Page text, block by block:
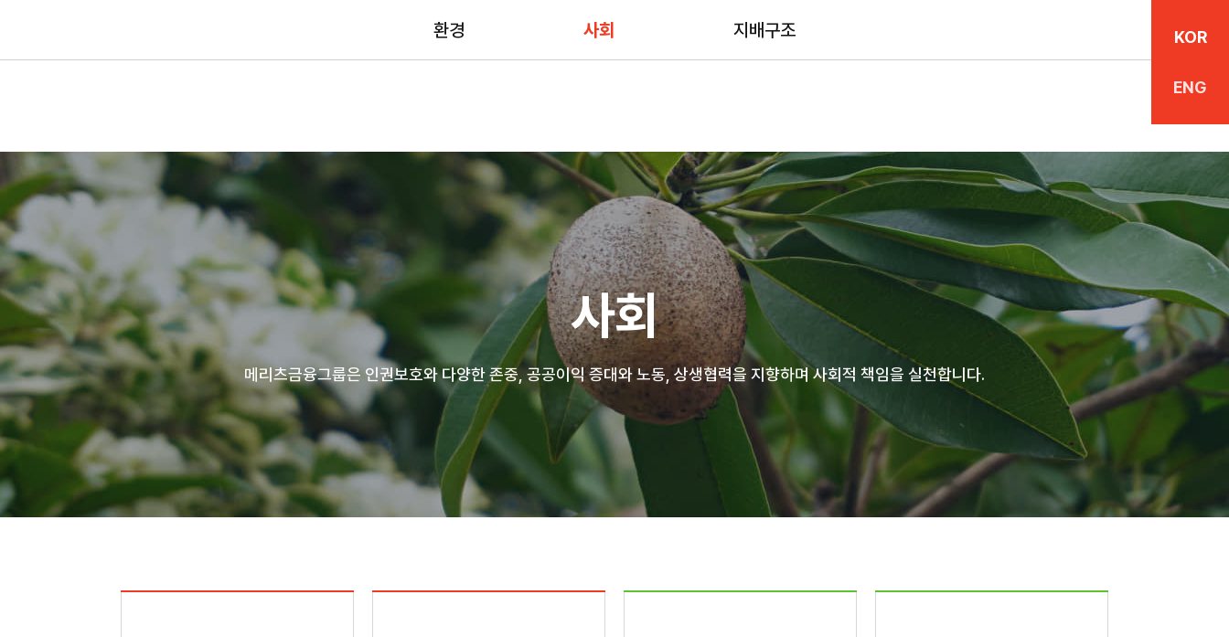
CEO인사말
메리츠금융그룹 FAQ
재무정보
신용등급
NEWS
보도자료 ESG정책
KOR
ENG
환경 사회 지배구조
사회
메리츠금융그룹은 인권보호와 다양한 존중, 공공이익 증대와 노동, 상생협력을 지향하며 사회적 책임을 실천합니다.